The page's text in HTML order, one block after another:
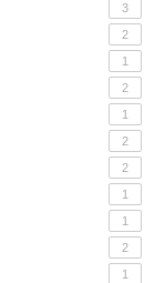
3
2
1
2
1
2
2
1
1
2
1